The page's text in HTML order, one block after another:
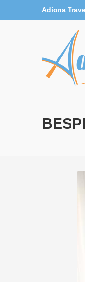
Adiona